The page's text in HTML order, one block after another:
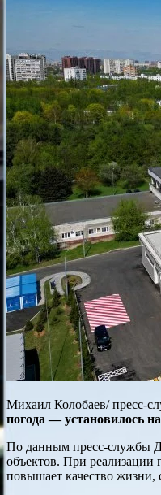
Михаил Колобаев/ пресс-
погода — установилось
По данным пресс-службы
объектов. При реализации
повышает качество жизни,